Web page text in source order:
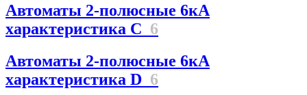
Автоматы 2-полюсные 6кА
характеристика C 6
Автоматы 2-полюсные 6кА
характеристика D 6